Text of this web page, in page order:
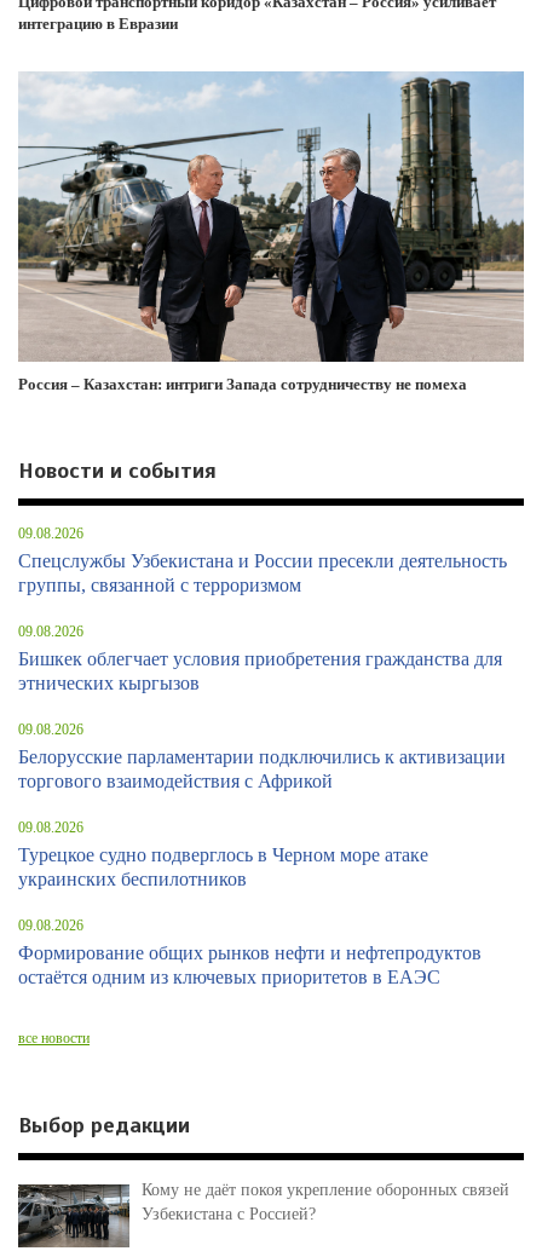
интеграцию в Евразии
Россия – Казахстан: интриги Запада сотрудничеству не помеха
Новости и события
09.08.2026
Спецслужбы Узбекистана и России пресекли деятельность
группы, связанной с терроризмом
09.08.2026
Бишкек облегчает условия приобретения гражданства для
этнических кыргызов
09.08.2026
Белорусские парламентарии подключились к активизации
торгового взаимодействия с Африкой
09.08.2026
Турецкое судно подверглось в Черном море атаке
украинских беспилотников
09.08.2026
Формирование общих рынков нефти и нефтепродуктов
остаётся одним из ключевых приоритетов в ЕАЭС
все новости
Выбор редакции
Кому не даёт покоя укрепление оборонных связей
Узбекистана с Россией?